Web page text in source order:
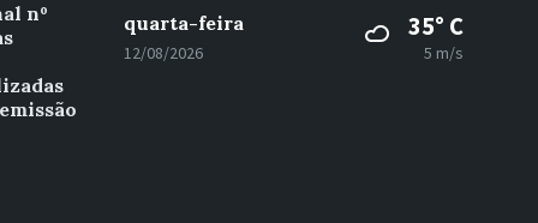
nº
quarta-feira
12/08/2026
35° C
5 m/s